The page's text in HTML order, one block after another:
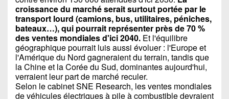
croissance du marché serait surtout portée par le
transport lourd (camions, bus, utilitaires, péniches,
bateaux…), qui pourrait représenter près de 70 %
des ventes mondiales d'ici 2040. Et l'équilibre
géographique pourrait luis aussi évoluer : l'Europe et
l'Amérique du Nord gagneraient du terrain, tandis que
la Chine et la Corée du Sud, dominantes aujourd'hui,
verraient leur part de marché reculer.
Selon le cabinet SNE Research, les ventes mondiales
de véhicules électriques à pile à combustible devraient